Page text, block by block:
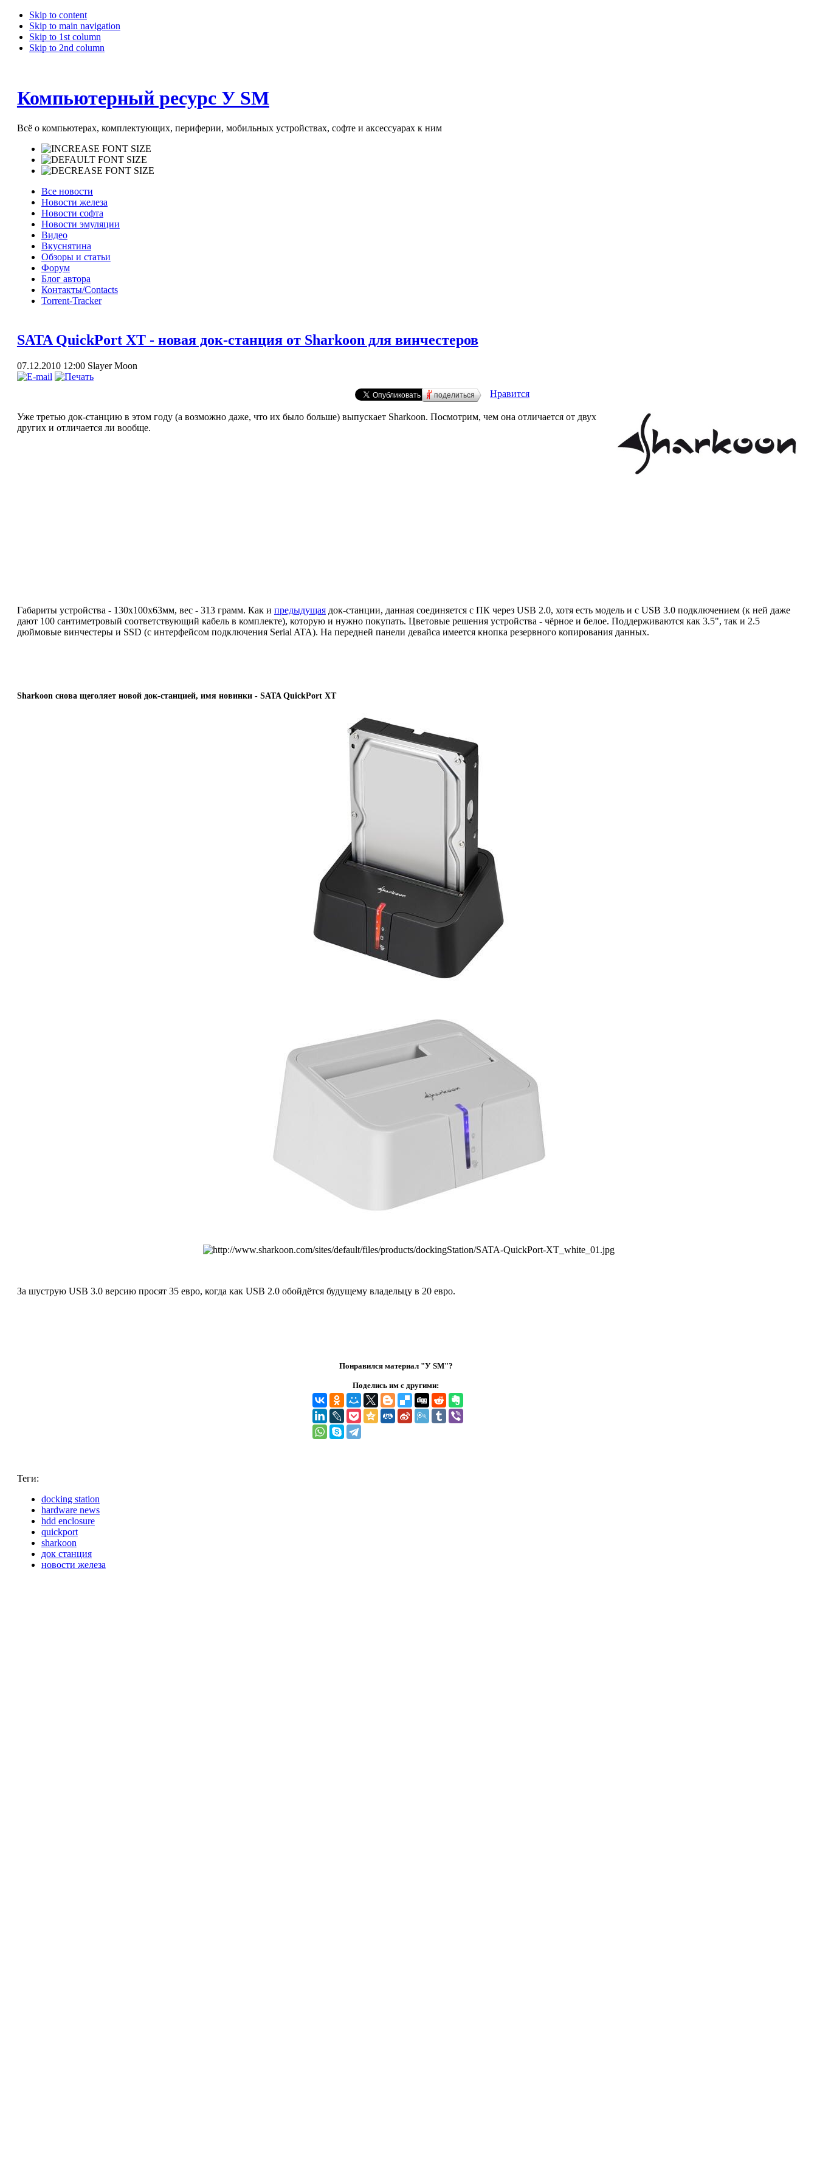
Skip to content
Skip to main navigation
Skip to 1st column
Skip to 2nd column
Компьютерный ресурс У SM
Всё о компьютерах, комплектующих, периферии, мобильных устройствах, софте и аксессуарах к ним
Все новости
Новости железа
Новости софта
Новости эмуляции
Видео
Вкуснятина
Обзоры и статьи
Форум
Блог автора
Контакты/Contacts
Torrent-Tracker
SATA QuickPort XT - новая док-станция от Sharkoon для винчестеров
07.12.2010 12:00 Slayer Moon
поделиться Нравится
Уже третью док-станцию в этом году (а возможно даже, что их было больше) выпускает Sharkoon. Посмотрим, чем она отличается от двух
других и отличается ли вообще.
Габариты устройства - 130х100х63мм, вес - 313 грамм. Как и предыдущаядок-станции, данная соединяется с ПК через USB 2.0, хотя есть модель и с USB 3.0 подключением (к ней даже
дают 100 сантиметровый соответствующий кабель в комплекте), которую и нужно покупать. Цветовые решения устройства - чёрное и белое. Поддерживаются как 3.5", так и 2.5
дюймовые винчестеры и SSD (с интерфейсом подключения Serial ATA). На передней панели девайса имеется кнопка резервного копирования данных.
Sharkoon снова щеголяет новой док-станцией, имя новинки - SATA QuickPort XT
За шуструю USB 3.0 версию просят 35 евро, когда как USB 2.0 обойдётся будущему владельцу в 20 евро.
Понравился материал "У SM"?
Поделись им с другими:
Теги:
docking station
hardware news
hdd enclosure
quickport
sharkoon
док станция
новости железа